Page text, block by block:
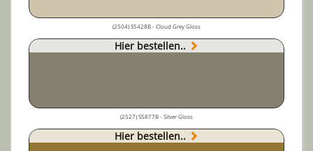
(2504) S5428B - Cloud Grey Gloss
Hier bestellen..
(2527) S5877B - Silver Gloss
Hier bestellen..